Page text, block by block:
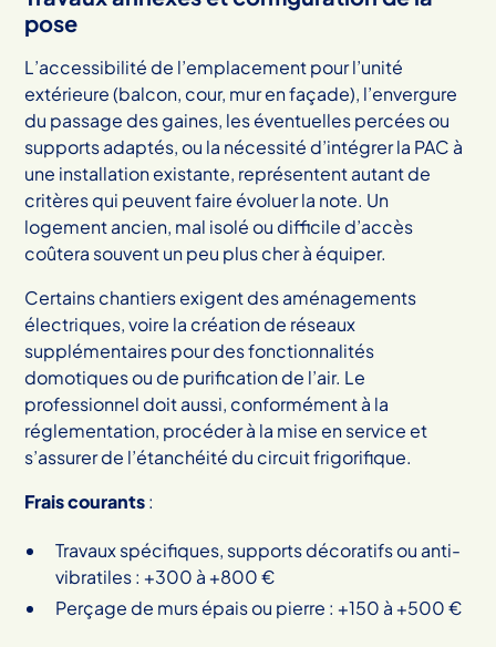
pose
L’accessibilité de l’emplacement pour l’unité
extérieure (balcon, cour, mur en façade), l’envergure
du passage des gaines, les éventuelles percées ou
supports adaptés, ou la nécessité d’intégrer la PAC à
une installation existante, représentent autant de
critères qui peuvent faire évoluer la note. Un
logement ancien, mal isolé ou difficile d’accès
coûtera souvent un peu plus cher à équiper.
Certains chantiers exigent des aménagements
électriques, voire la création de réseaux
supplémentaires pour des fonctionnalités
domotiques ou de purification de l’air. Le
professionnel doit aussi, conformément à la
réglementation, procéder à la mise en service et
s’assurer de l’étanchéité du circuit frigorifique.
Frais courants:
Travaux spécifiques, supports décoratifs ou anti-
vibratiles : +300 à +800 €
Perçage de murs épais ou pierre : +150 à +500 €